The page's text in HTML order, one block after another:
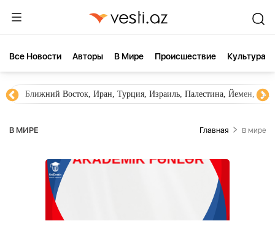
Все Новости Aвторы В Мире Происшествие Культура
Ближний Восток, Иран, Турция, Израиль, Палестина, Йемен,
В МИРЕ Главная В мире